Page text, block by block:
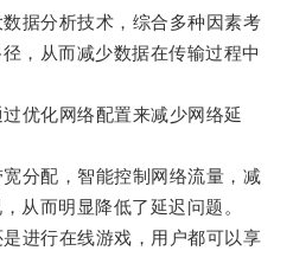
分析技术，综合多种因素考
，从而减少数据在传输过程中
化网络配置来减少网络延
配，智能控制网络流量，减
从而明显降低了延迟问题。
行在线游戏，用户都可以享